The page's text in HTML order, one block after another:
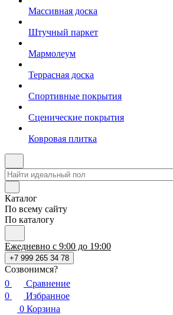
Массивная доска
Штучный паркет
Мармолеум
Террасная доска
Спортивные покрытия
Сценические покрытия
Ковровая плитка
Каталог
По всему сайту
По каталогу
Ежедневно с 9:00 до 19:00
+7 999 265 34 78
Созвонимся?
0
Сравнение
0
Избранное
0 Корзина